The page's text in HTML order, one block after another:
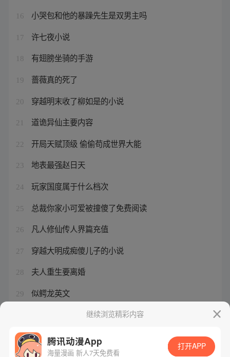
16 小哭包和他的暴躁先生是双男主吗
17 许七夜小说
18 有翅膀坐骑的手游
19 蔷薇真的死了
20 穿越明末收了柳如是的小说
21 道诡异仙主要内容
22 开局天赋顶级 偷偷苟成世界大能
23 地表最强赵日天
24 玩家国度属于什么档次
25 总裁你家小可爱被撞傻了免费阅读
26 凡人修仙传人界篇充值
27 穿越大明成痴傻儿子的小说
28 夫人重生要离婚
29 似鳄龙英文
许玉林任人大教授继续浏览精彩内容
腾讯动漫App
海量漫画 新人7天免费看
打开APP